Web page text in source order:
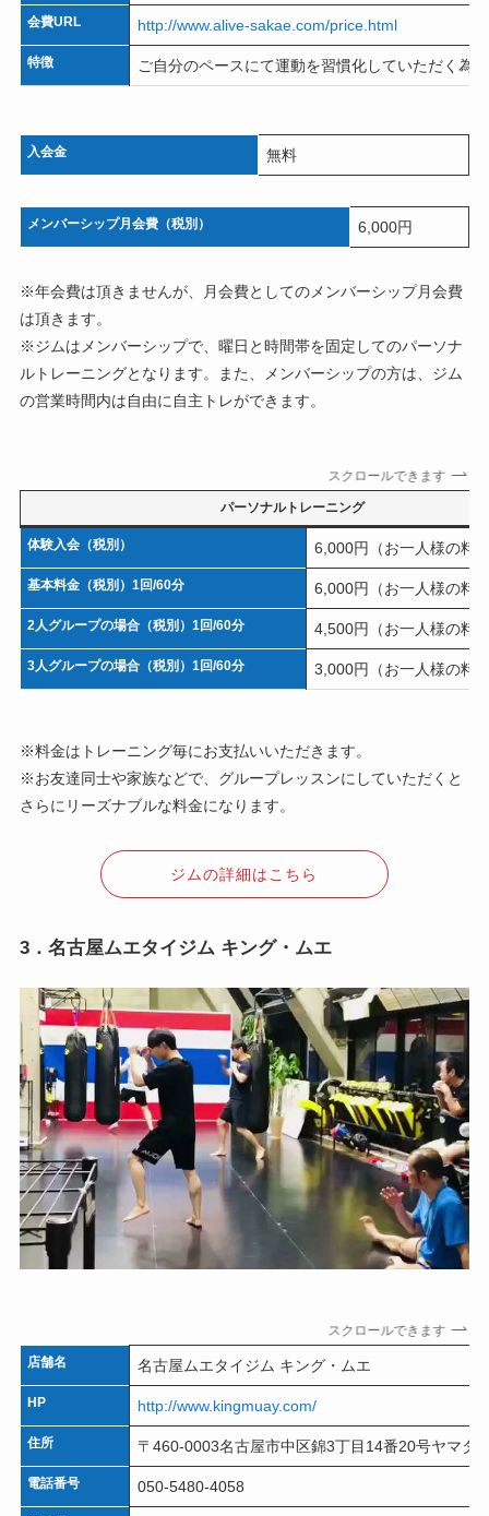
会費URL http://www.alive-sakae.com/price.html
特徴 ご自分のペースにて運動を習慣化していただく為
入会金 無料
メンバーシップ月会費（税別） 6,000円
※年会費は頂きませんが、月会費としてのメンバーシップ月会費
は頂きます。
※ジムはメンバーシップで、曜日と時間帯を固定してのパーソナ
ルトレーニングとなります。また、メンバーシップの方は、ジム
の営業時間内は自由に自主トレができます。
スクロールできます
パーソナルトレーニング
体験入会（税別） 6,000円（お一人様の料
基本料金（税別）1回/60分 6,000円（お一人様の料
2人グループの場合（税別）1回/60分 4,500円（お一人様の料
3人グループの場合（税別）1回/60分 3,000円（お一人様の料
※料金はトレーニング毎にお支払いいただきます。
※お友達同士や家族などで、グループレッスンにしていただくと
さらにリーズナブルな料金になります。
ジムの詳細はこちら
3．名古屋ムエタイジム キング・ムエ
スクロールできます
店舗名 名古屋ムエタイジム キング・ムエ
HP http://www.kingmuay.com/
住所 〒460-0003名古屋市中区錦3丁目14番20号ヤマタ
電話番号 050-5480-4058